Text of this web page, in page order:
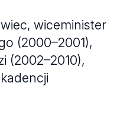
wiceminister
(2000–2001),
(2002–2010),